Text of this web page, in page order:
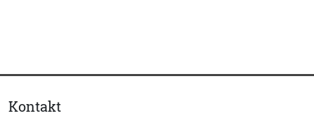
Kontakt